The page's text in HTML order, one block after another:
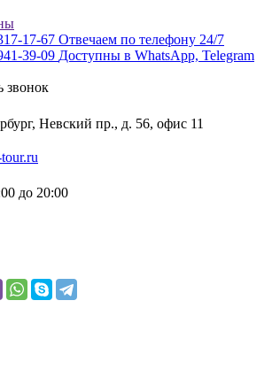
17-67 Отвечаем по телефону 24/7
39-09 Доступны в WhatsApp, Telegram
звонок
Невский пр., д. 56, офис 11
до 20:00